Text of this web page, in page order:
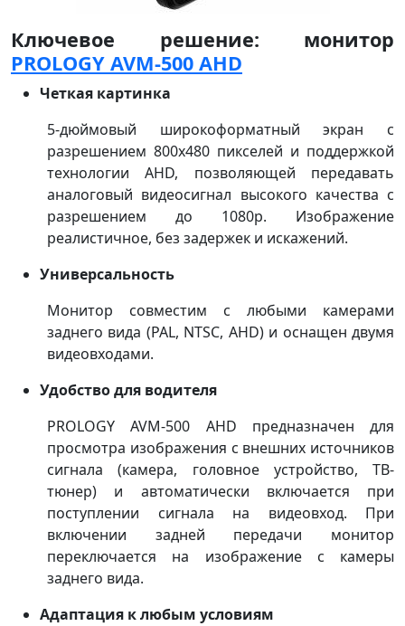
Ключевое решение: монитор
PROLOGY AVM-500 AHD
Четкая картинка
5-дюймовый широкоформатный экран с
разрешением 800x480 пикселей и поддержкой
технологии AHD, позволяющей передавать
аналоговый видеосигнал высокого качества с
разрешением до 1080p. Изображение
реалистичное, без задержек и искажений.
Универсальность
Монитор совместим с любыми камерами
заднего вида (PAL, NTSC, AHD) и оснащен двумя
видеовходами.
Удобство для водителя
PROLOGY AVM-500 AHD предназначен для
просмотра изображения с внешних источников
сигнала (камера, головное устройство, ТВ-
тюнер) и автоматически включается при
поступлении сигнала на видеовход. При
включении задней передачи монитор
переключается на изображение с камеры
заднего вида.
Адаптация к любым условиям